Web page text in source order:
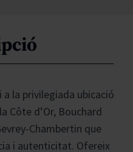
a la privilegiada ubicació
Côte d’Or, Bouchard
Chambertin que
i autenticitat. Ofereix